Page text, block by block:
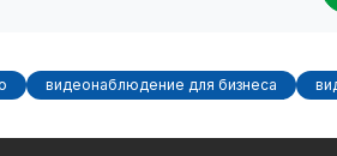
видеонаблюдение для бизнеса